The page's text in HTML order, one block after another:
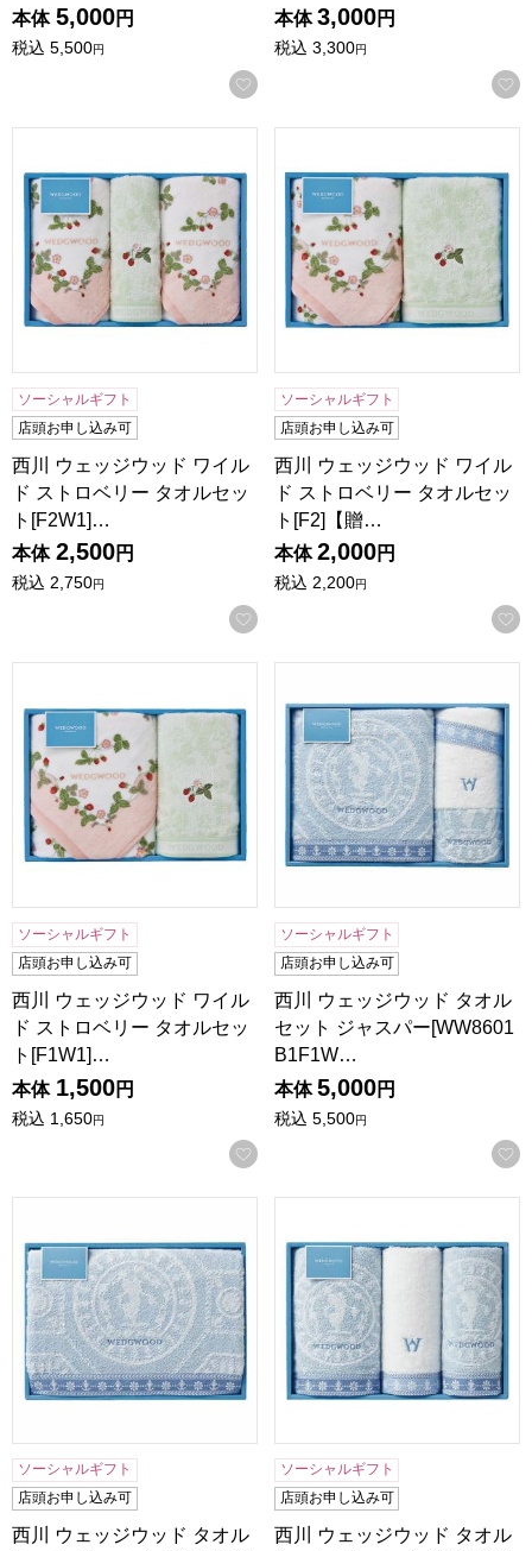
本体 5,000円
税込 5,500円
お気に入りに登録する
本体 3,000円
税込 3,300円
ソーシャルギフト
店頭お申し込み可
西川 ウェッジウッド ワイル
ド ストロベリー タオルセッ
ト[F2W1]…
本体 2,500円
税込 2,750円
お気に入りに登録する
ソーシャルギフト
店頭お申し込み可
西川 ウェッジウッド ワイル
ド ストロベリー タオルセッ
ト[F2]【贈…
本体 2,000円
税込 2,200円
ソーシャルギフト
店頭お申し込み可
西川 ウェッジウッド ワイル
ド ストロベリー タオルセッ
ト[F1W1]…
本体 1,500円
税込 1,650円
お気に入りに登録する
ソーシャルギフト
店頭お申し込み可
西川 ウェッジウッド タオル
セット ジャスパー[WW8601
B1F1W…
本体 5,000円
税込 5,500円
ソーシャルギフト
店頭お申し込み可
西川 ウェッジウッド タオル
ソーシャルギフト
店頭お申し込み可
西川 ウェッジウッド タオル